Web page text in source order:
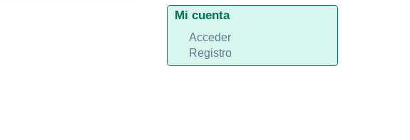
Mi cuenta
Acceder
Registro